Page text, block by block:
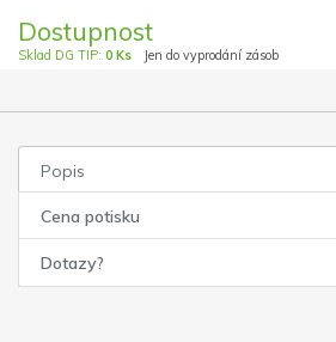
Dostupnost
Sklad DG TIP: 0 Ks Jen do vyprodání zásob
Popis
Cena potisku
Dotazy?